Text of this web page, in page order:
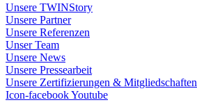
Unsere TWINStory
Unsere Partner
Unsere Referenzen
Unser Team
Unsere News
Unsere Pressearbeit
Unsere Zertifizierungen & Mitgliedschaften
Icon-facebookYoutube